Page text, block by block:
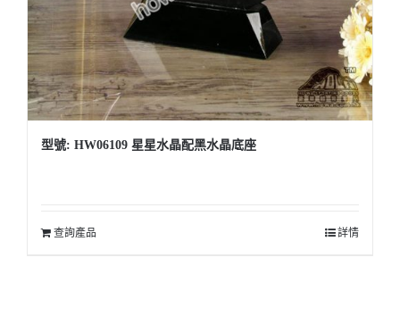
型號: HW06109 星星水晶配黑水晶底座
查詢產品 詳情